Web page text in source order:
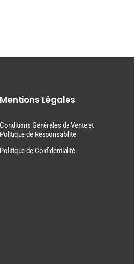
Mentions Légales
Conditions Générales de Vente et
Politique de Responsabilité
Politique de Confidentialité